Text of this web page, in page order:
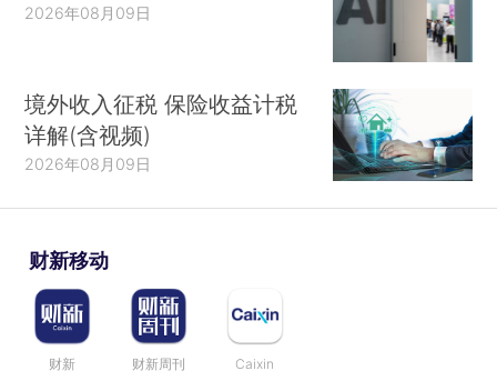
2026年08月09日
境外收入征税 保险收益计税
详解(含视频)
2026年08月09日
财新移动
财新 财新周刊 Caixin